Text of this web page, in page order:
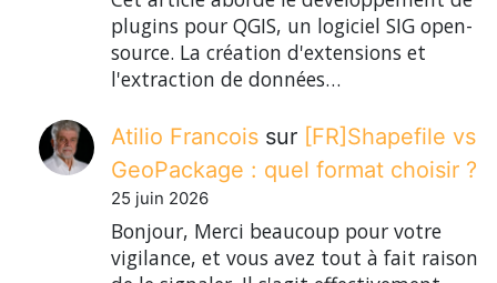
plugins pour QGIS, un logiciel SIG open-
source. La création d'extensions et
l'extraction de données…
Atilio Francois sur [FR]Shapefile vs
GeoPackage : quel format choisir ?
25 juin 2026
Bonjour, Merci beaucoup pour votre
vigilance, et vous avez tout à fait raison